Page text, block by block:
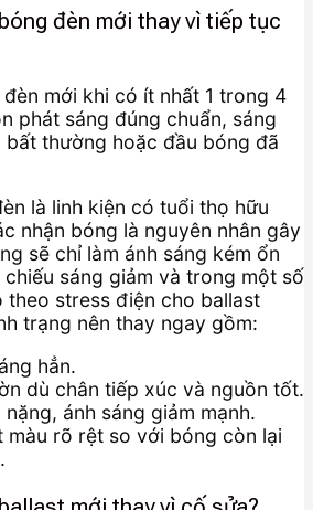
đèn mới thay vì tiếp tục
mới khi có ít nhất 1 trong 4
phát sáng đúng chuẩn, sáng
thường hoặc đầu bóng đã
là linh kiện có tuổi thọ hữu
nhận bóng là nguyên nhân gây
sẽ chỉ làm ánh sáng kém ổn
chiếu sáng giảm và trong một số
theo stress điện cho ballast
trạng nên thay ngay gồm:
hẳn.
dù chân tiếp xúc và nguồn tốt.
ánh sáng giảm mạnh.
màu rõ rệt so với bóng còn lại